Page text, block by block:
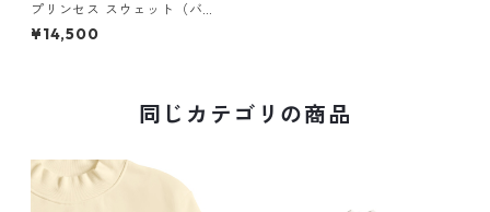
プリンセス スウェット（バッ
クプリント）× Liguee®️糸の鳥
ロゴ（刺繍）
¥14,500
同じカテゴリの商品